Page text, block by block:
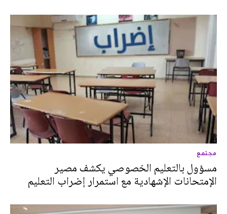
مجتمع
مسؤول بالتعليم الخصوصي يكشف مصير
الإمتحانات الإشهادية مع استمرار إضراب التعليم